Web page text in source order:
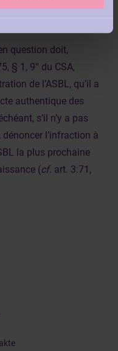
question doit,
§ 1, 9° du CSA,
de l’ASBL, qu’il a
authentique des
s’il n’y a pas
l’infraction à
la plus prochaine
(cf. art. 3:71,